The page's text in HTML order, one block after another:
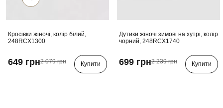
Кросівки жіночі, колір білий,
248RCX1300
649 грн2 079 грн Купити
Дутики жіночі зимові на хутрі, колір
чорний, 248RCX1740
699 грн2 239 грн Купити